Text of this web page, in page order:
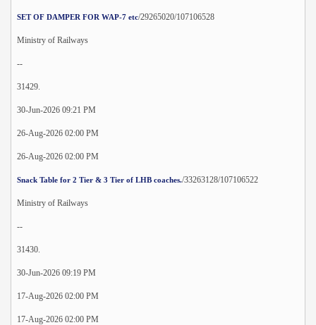
SET OF DAMPER FOR WAP-7 etc/29265020/107106528
Ministry of Railways
--
31429.
30-Jun-2026 09:21 PM
26-Aug-2026 02:00 PM
26-Aug-2026 02:00 PM
Snack Table for 2 Tier & 3 Tier of LHB coaches./33263128/107106522
Ministry of Railways
--
31430.
30-Jun-2026 09:19 PM
17-Aug-2026 02:00 PM
17-Aug-2026 02:00 PM